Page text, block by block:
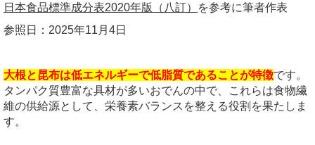
日本食品標準成分表2020年版（八訂）
を参考に筆者作表
参照日： 2025年11 月 4日
大根と昆布は低エネルギーで低脂質であることが特徴です。
タンパク質豊富な具材が多いおでんの中で、これらは食物繊
維の供給源として、栄養素バランスを整える役割を果たしま
す。